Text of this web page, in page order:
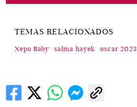
TEMAS RELACIONADOS
Nepo Baby salma hayek oscar 2023